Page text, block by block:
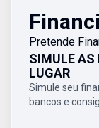
Pretende
SIMULE AS
LUGAR
Simule seu
bancos e